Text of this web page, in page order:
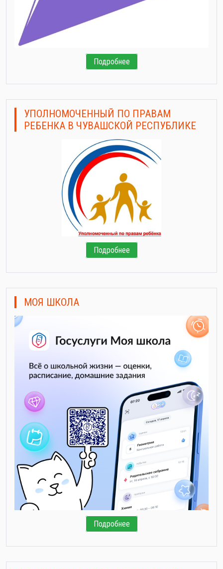
Подробнее
УПОЛНОМОЧЕННЫЙ ПО ПРАВАМ
РЕБЕНКА В ЧУВАШСКОЙ РЕСПУБЛИКЕ
Подробнее
МОЯ ШКОЛА
Подробнее